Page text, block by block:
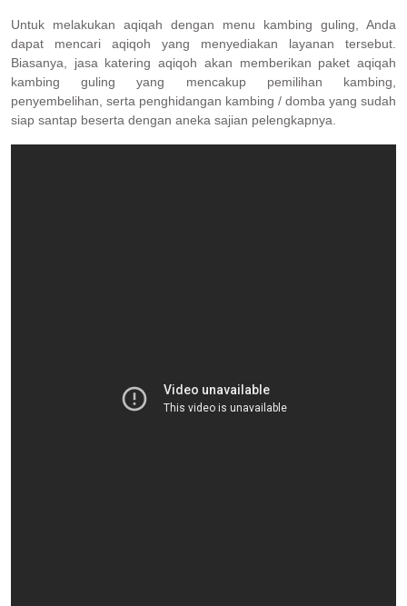
Untuk melakukan aqiqah dengan menu kambing guling, Anda
dapat mencari aqiqoh yang menyediakan layanan tersebut.
Biasanya, jasa katering aqiqoh akan memberikan paket aqiqah
kambing guling yang mencakup pemilihan kambing,
penyembelihan, serta penghidangan kambing / domba yang sudah
siap santap beserta dengan aneka sajian pelengkapnya.